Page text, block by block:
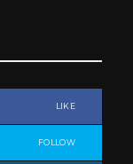
LIKE
FOLLOW